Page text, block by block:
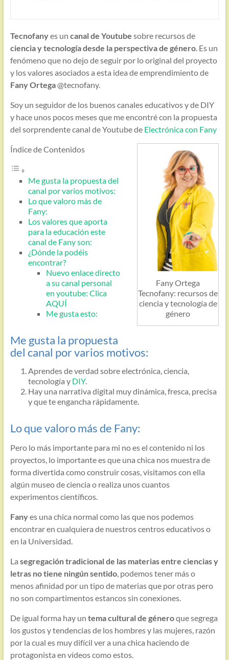
Tecnofanyes un canal de Youtube sobre recursos de
ciencia y tecnología desde la perspectiva de género. Es un
fenómeno que no dejo de seguir por lo original del proyecto
y los valores asociados a esta idea de emprendimiento de
Fany Ortega@tecnofany.
Soy un seguidor de los buenos canales educativos y de DIY
y hace unos pocos meses que me encontré con la propuesta
del sorprendente canal de Youtube de Electrónica con Fany
Fany Ortega
Tecnofany: recursos de
ciencia y tecnología de
género
Índice de Contenidos
Me gusta la propuesta del
canal por varios motivos:
Lo que valoro más de
Fany:
Los valores que aporta
para la educación este
canal de Fany son:
¿Dónde la podéis
encontrar?
Nuevo enlace directo
a su canal personal
en youtube: Clica
AQUÍ
Me gusta esto:
Me gusta la propuesta
del canal por varios motivos:
Aprendes de verdad sobre electrónica, ciencia,
tecnología y DIY.
Hay una narrativa digital muy dinámica, fresca, precisa
y que te engancha rápidamente.
Lo que valoro más de Fany:
Pero lo más importante para mi no es el contenido ni los
proyectos, lo importante es que una chica nos muestra de
forma divertida como construir cosas, visitamos con ella
algún museo de ciencia o realiza unos cuantos
experimentos científicos.
Fanyes una chica normal como las que nos podemos
encontrar en cualquiera de nuestros centros educativos o
en la Universidad.
La segregación tradicional de las materias entre ciencias y
letras no tiene ningún sentido, podemos tener más o
menos afinidad por un tipo de materias que por otras pero
no son compartimentos estancos sin conexiones.
De igual forma hay un tema cultural de géneroque segrega
los gustos y tendencias de los hombres y las mujeres, razón
por la cual es muy difícil ver a una chica haciendo de
protagonista en vídeos como estos.